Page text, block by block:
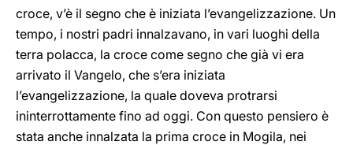
croce, v’è il segno che è iniziata l’evangelizzazione. Un
tempo, i nostri padri innalzavano, in vari luoghi della
terra polacca, la croce come segno che già vi era
arrivato il Vangelo, che s’era iniziata
l’evangelizzazione, la quale doveva protrarsi
ininterrottamente fino ad oggi. Con questo pensiero è
stata anche innalzata la prima croce in Mogila, nei